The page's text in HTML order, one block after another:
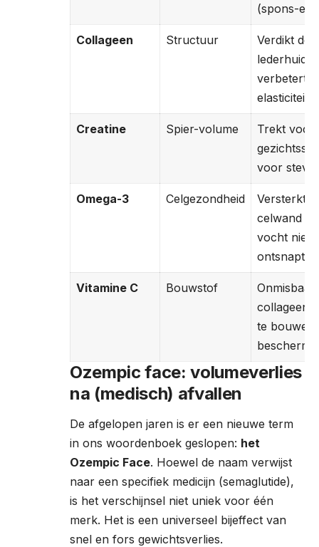
(spons-
Collageen Structuur
Verdikt de
lederhuid
verbetert
elasticiteit.
Creatine Spier-volume
Trekt
voor
Omega-3 Celgezondheid
Versterkt
celwand
vocht niet
ontsnapt.
Vitamine C Bouwstof
Onmisbaar
te bouwen
Ozempic face: volumeverlies
na (medisch) afvallen
De afgelopen jaren is er een nieuwe term
in ons woordenboek geslopen: het
Ozempic Face. Hoewel de naam verwijst
naar een specifiek medicijn (semaglutide),
is het verschijnsel niet uniek voor één
merk. Het is een universeel bijeffect van
snel en fors gewichtsverlies.